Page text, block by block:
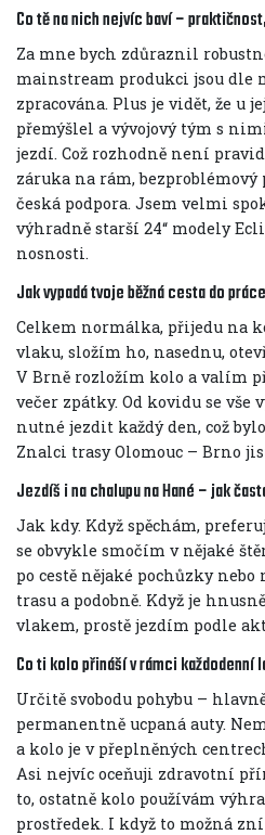
Co tě na nich nejvíc baví –
Za mne bych zdůraznil
mainstream produkci jsou dle
zpracována. Plus je vidět, že u
přemýšlel a vývojový tým s
jezdí. Což rozhodně není
záruka na rám,
česká podpora. Jsem velmi
výhradně starší 24“ modely
nosnosti.
Jak vypadá tvoje běžná cesta do
Celkem normálka, přijedu na
vlaku, složím ho, nasednu,
V Brně rozložím kolo a valím
večer zpátky. Od kovidu se
nutné jezdit každý den, což
Znalci trasy Olomouc – Brno
Jezdíš i na chalupu na Hané – jak
Jak kdy. Když spěchám,
se obvykle smočím v nějaké
po cestě nějaké pochůzky
trasu a podobně. Když je
vlakem, prostě jezdím podle
Co ti kolo přináší v rámci každodenní
Určitě svobodu pohybu –
permanentně ucpaná auty.
a kolo je v přeplněných
Asi nejvíc oceňuji zdravotní
to, ostatně kolo používám
prostředek. I když to možná